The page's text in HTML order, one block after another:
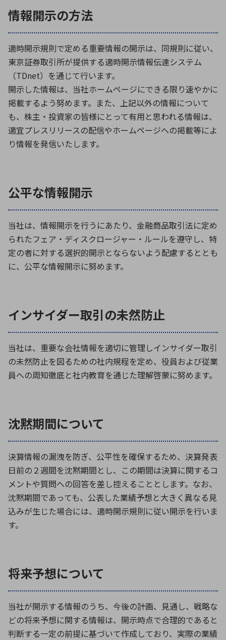
半導体・電子部品小ロット
情報開示の方法
適時開示規則で定める重要情報の開示は、同規則に従い、
東京証券取引所が提供する適時開示情報伝達システム
（TDnet）を通じて行います。
開示した情報は、当社ホームページにできる限り速やかに
掲載するよう努めます。また、上記以外の情報について
も、株主・投資家の皆様にとって有用と思われる情報は、
適宜プレスリリースの配信やホームページへの掲載等によ
り情報を発信いたします。
公平な情報開示
当社は、情報開示を行うにあたり、金融商品取引法に定め
られたフェア・ディスクロージャー・ルールを遵守し、特
定の者に対する選択的開示とならないよう配慮するととも
に、公平な情報開示に努めます。
インサイダー取引の未然防止
当社は、重要な会社情報を適切に管理しインサイダー取引
の未然防止を図るための社内規程を定め、役員および従業
員への周知徹底と社内教育を通じた理解啓蒙に努めます。
沈黙期間について
決算情報の漏洩を防ぎ、公平性を確保するため、決算発表
日前の２週間を沈黙期間とし、この期間は決算に関するコ
メントや質問への回答を差し控えることとします。なお、
沈黙期間であっても、公表した業績予想と大きく異なる見
込みが生じた場合には、適時開示規則に従い開示を行いま
す。
将来予想について
当社が開示する情報のうち、今後の計画、見通し、戦略な
どの将来予想に関する情報は、開示時点で合理的であると
判断する一定の前提に基づいて作成しており、実際の業績